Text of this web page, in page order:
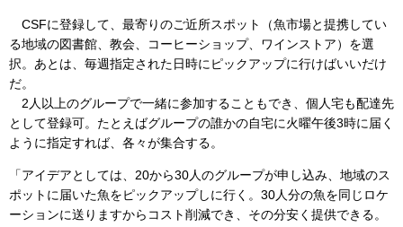
CSFに登録して、最寄りのご近所スポット（魚市場と提携してい
る地域の図書館、教会、コーヒーショップ、ワインストア）を選
択。あとは、毎週指定された日時にピックアップに行けばいいだけ
だ。
2人以上のグループで一緒に参加することもでき、個人宅も配達先
として登録可。たとえばグループの誰かの自宅に火曜午後3時に届く
ように指定すれば、各々が集合する。
「アイデアとしては、20から30人のグループが申し込み、地域のス
ポットに届いた魚をピックアップしに行く。30人分の魚を同じロケ
ーションに送りますからコスト削減でき、その分安く提供できる。